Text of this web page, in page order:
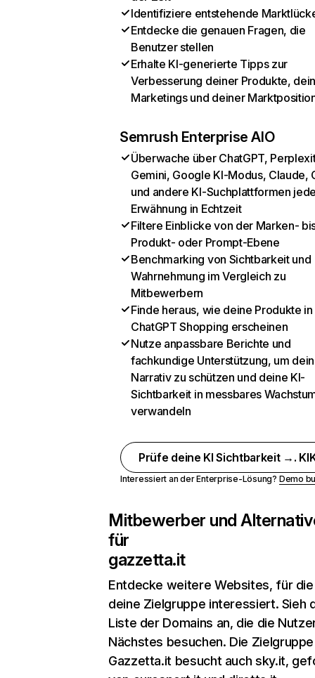
Identifiziere entstehende
Entdecke die genauen Fragen, die
Benutzer stellen
Erhalte KI-generierte Tipps zur
Verbesserung deiner Produkte,
Marketings und deiner
Semrush Enterprise AIO
Überwache über ChatGPT,
Gemini, Google KI-Modus, Claude,
und andere KI-Suchplattformen
Erwähnung in Echtzeit
Filtere Einblicke von der Marken-
Produkt- oder Prompt-Ebene
Benchmarking von Sichtbarkeit und
Wahrnehmung im Vergleich zu
Mitbewerbern
Finde heraus, wie deine Produkte in
ChatGPT Shopping erscheinen
Nutze anpassbare Berichte und
fachkundige Unterstützung, um dein
Narrativ zu schützen und deine KI-
Sichtbarkeit in messbares
verwandeln
Prüfe deine KI Sichtbarkeit →.
Interessiert an der Enterprise-Lösung? Demo
Mitbewerber und
für
gazzetta.it
Entdecke weitere Websites, für
deine Zielgruppe interessiert. Sieh
Liste der Domains an, die die
Nächstes besuchen. Die
Gazzetta.it besucht auch sky.it,